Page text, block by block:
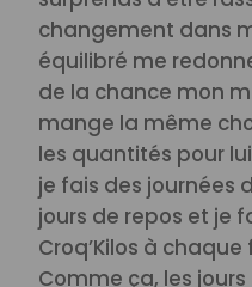
changement dans
équilibré me
de la chance mon
mange la même
les quantités pour
je fais des journées
jours de repos et je
Croq’Kilos à chaque
Comme ça, les